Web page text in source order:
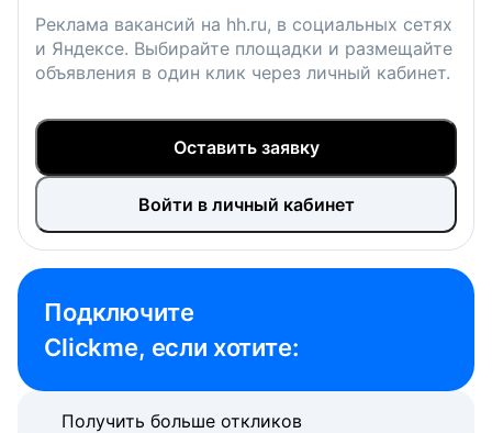
Реклама вакансий на hh.ru, в социальных сетях
и Яндексе. Выбирайте площадки и размещайте
объявления в один клик через личный кабинет.
Оставить заявку
Войти в личный кабинет
Подключите
Clickme, если хотите:
Получить больше откликов